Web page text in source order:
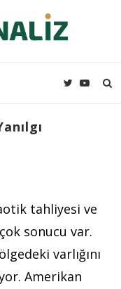
tahliyesi ve
sonucu var.
varlığını
Amerikan